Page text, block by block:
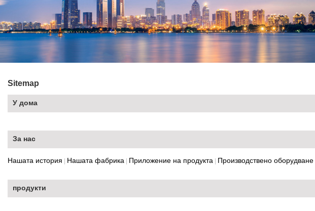
Sitemap
У дома
За нас
Нашата история | Нашата фабрика | Приложение на продукта | Производствено оборудване
продукти